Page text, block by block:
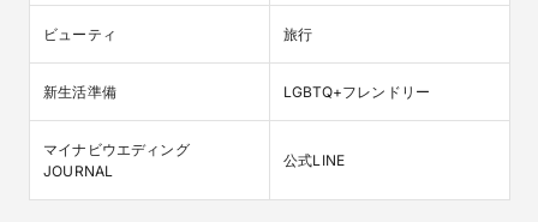
ビューティ 旅行
新生活準備 LGBTQ+フレンドリー
マイナビウエディング
JOURNAL
公式LINE